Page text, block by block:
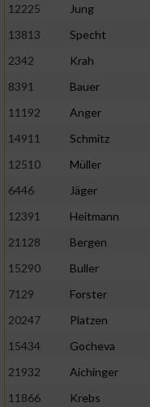
12225
Jung
13813
Specht
2342
Krah
8391
Bauer
11192
Anger
14911
Schmitz
12510
Müller
6446
Jäger
12391
Heitmann
21128
Bergen
15290
Buller
7129
Forster
20247
Platzen
15434
Gocheva
21932
Aichinger
11866
Krebs